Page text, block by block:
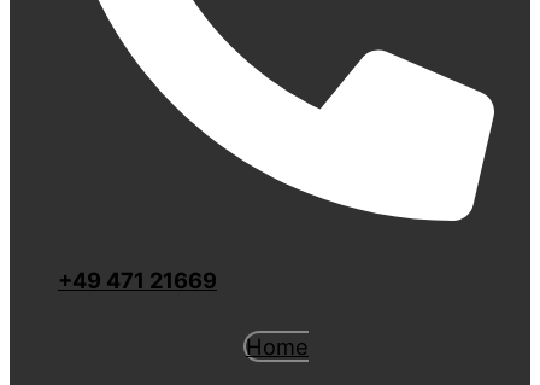
+49 471 21669
Home